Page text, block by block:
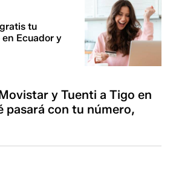
tu
Ecuador y
y Tuenti a Tigo en
pasará con tu número,